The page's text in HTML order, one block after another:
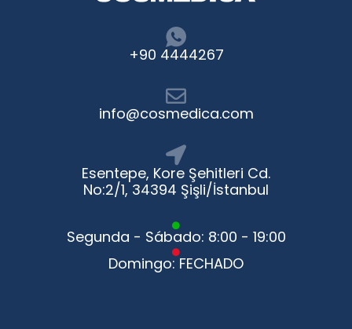
+90 4444267
info@cosmedica.com
Esentepe, Kore Şehitleri Cd.
No:2/1, 34394 Şişli/İstanbul
Segunda - Sábado: 8:00 - 19:00
Domingo: FECHADO